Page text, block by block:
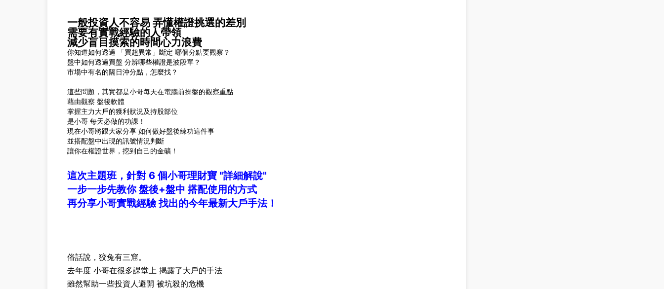
一般投資人不容易 弄懂權證挑選的差別
需要有實戰經驗的人帶領
減少盲目摸索的時間心力浪費
你知道如何透過 「買超異常」斷定 哪個分點要觀察？
盤中如何透過買盤 分辨哪些權證是波段單？
市場中有名的隔日沖分點，怎麼找？
這些問題，其實都是小哥每天在電腦前操盤的觀察重點
藉由觀察 盤後軟體
掌握主力大戶的獲利狀況及持股部位
是小哥 每天必做的功課！
現在小哥將跟大家分享 如何做好盤後練功這件事
並搭配盤中出現的訊號情況判斷
讓你在權證世界，挖到自己的金礦！
這次主題班，針對 6 個小哥理財寶 "詳細解說"
一步一步先教你 盤後+盤中 搭配使用的方式
再分享小哥實戰經驗 找出的今年最新大戶手法！
俗話說，狡兔有三窟。
去年度 小哥在很多課堂上 揭露了大戶的手法
雖然幫助一些投資人避開 被坑殺的危機